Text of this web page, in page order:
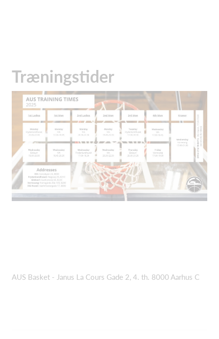
Træningstider
AUS Basket - Janus La Cours Gade 2, 4. th. 8000 Aarhus C